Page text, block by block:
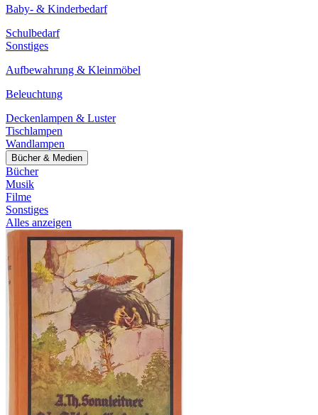
Baby- & Kinderbedarf
Schulbedarf
Sonstiges
Aufbewahrung & Kleinmöbel
Beleuchtung
Deckenlampen & Luster
Tischlampen
Wandlampen
Bücher & Medien
Bücher
Musik
Filme
Sonstiges
Alles anzeigen